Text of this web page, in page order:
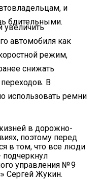
и
бдительными.
увеличить
автомобиля как
режим,
снижать
В
использовать ремни
в дорожно-
поэтому перед
в том, что все люди
подчеркнул
управления № 9
Сергей Жукин.